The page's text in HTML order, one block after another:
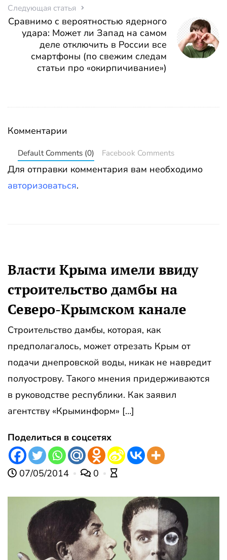
Следующая статья
Сравнимо с вероятностью ядерного
удара: Может ли Запад на самом
деле отключить в России все
смартфоны (по свежим следам
статьи про «окирпичивание»)
Комментарии
Default Comments (0) Facebook Comments
Для отправки комментария вам необходимо
авторизоваться.
Власти Крыма имели ввиду
строительство дамбы на
Северо-Крымском канале
Строительство дамбы, которая, как
предполагалось, может отрезать Крым от
подачи днепровской воды, никак не навредит
полуострову. Такого мнения придерживаются
в руководстве республики. Как заявил
агентству «Крыминформ» […]
Поделиться в соцсетях
07/05/2014 0